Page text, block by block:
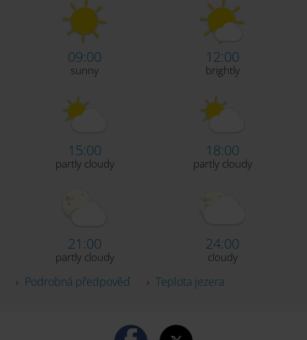
09:00
sunny
12:00
brightly
15:00
partly cloudy
18:00
partly cloudy
21:00
partly cloudy
24:00
cloudy
› Podrobná předpověď › Teplota jezera